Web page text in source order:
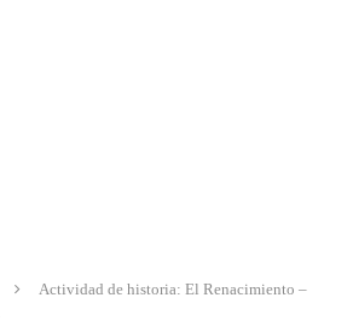
Actividad de historia: El Renacimiento –